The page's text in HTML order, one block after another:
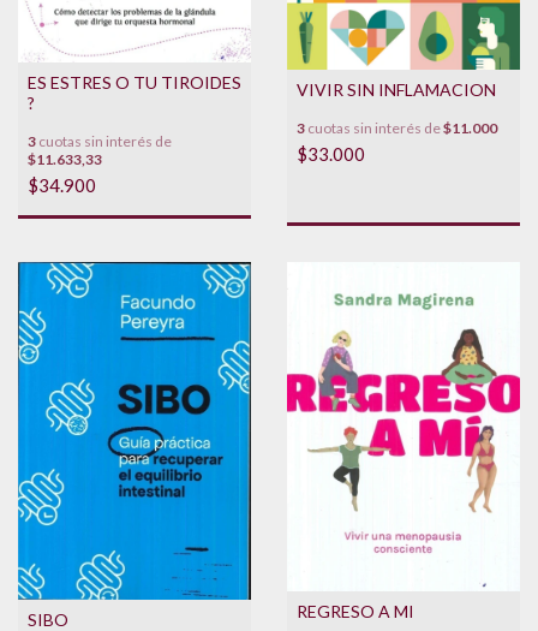
ES ESTRES O TU TIROIDES
?
3 cuotas sin interés de
$11.633,33
$34.900
VIVIR SIN INFLAMACION
3 cuotas sin interés de$11.000
$33.000
SIBO REGRESO A MI